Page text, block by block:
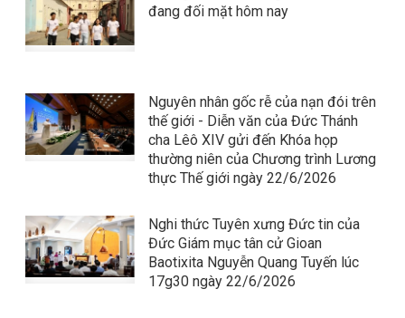
đang đối mặt hôm nay
Nguyên nhân gốc rễ của nạn đói trên
thế giới - Diễn văn của Đức Thánh
cha Lêô XIV gửi đến Khóa họp
thường niên của Chương trình Lương
thực Thế giới ngày 22/6/2026
Nghi thức Tuyên xưng Đức tin của
Đức Giám mục tân cử Gioan
Baotixita Nguyễn Quang Tuyến lúc
17g30 ngày 22/6/2026